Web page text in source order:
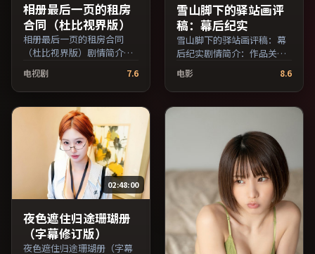
相册最后一页的租房
合同（杜比视界版）
相册最后一页的租房合同
（杜比视界版）剧情简介：
影片试图追问「归属」与
「告别」的主题，人物关系
在误会与和解中演进；由许
鞍华执导，河正宇、黄政
民、刘亦菲等主演，法国出
品，喜剧类型，2018年上映
/ 2018年1月6日于法国地区
院线首映，网络平台同步更
新片源。适合关注表演细节
与导演风格的深度观影人
群。（国产影视资源大全免
费条目索引，支持片名与演
员交叉检索。）
电视剧 7.6
雪山脚下的驿站画评
稿：幕后纪实
雪山脚下的驿站画评稿：幕
后纪实剧情简介：作品关注
边缘群体的日常抉择，影像
质感兼顾院线观感与流媒体
清晰度；由顾长卫执导，沈
腾、张子枫、章子怡等主
2018年上映 / 2018年7月2日
于泰国地区院线首映，网络
平台同步更新片源。在网络
平台播放时建议开启高清画
质以获得更佳细节。（国产
影视资源大全免费条目索
引，支持片名与演员交叉检
索。）
电影 8.6
02:48:00
夜色遮住归途珊瑚册
（字幕修订版）
夜色遮住归途珊瑚册（字幕